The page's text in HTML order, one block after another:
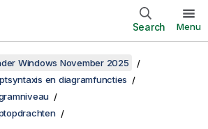
Search Menu
Windows November 2025
en diagramfuncties